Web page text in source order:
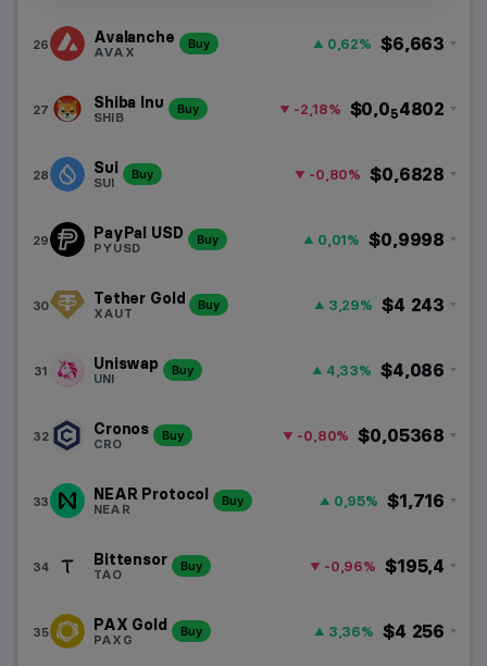
26 Avalanche
AVAX
Buy $6,663
0,62%
27 Shiba Inu
SHIB
Buy $0,054802
-2,18%
28 Sui
SUI
Buy $0,6828
-0,80%
29 PayPal USD
PYUSD
Buy $0,9998
0,01%
30 Tether Gold
XAUT
Buy $4 243
3,29%
31 Uniswap
UNI
Buy $4,086
4,33%
32 Cronos
CRO
Buy $0,05368
-0,80%
33 NEAR Protocol
NEAR
Buy $1,716
0,95%
34 Bittensor
TAO
Buy $195,4
-0,96%
35 PAX Gold
PAXG
Buy $4 256
3,36%